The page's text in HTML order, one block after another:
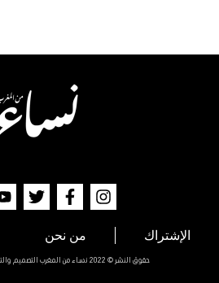
الإشتراك من نحن
حقوق النشر © 2022 نساء من المغرب التصميم والتطوير